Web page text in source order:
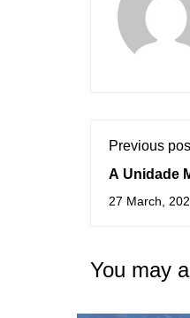
Previous
A Unidade
turismos
27 March,
You may